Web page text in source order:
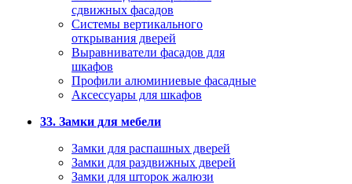
сдвижных фасадов
Системы вертикального
открывания дверей
Выравниватели фасадов для
шкафов
Профили алюминиевые фасадные
Аксессуары для шкафов
33. Замки для мебели
Замки для распашных дверей
Замки для раздвижных дверей
Замки для шторок жалюзи